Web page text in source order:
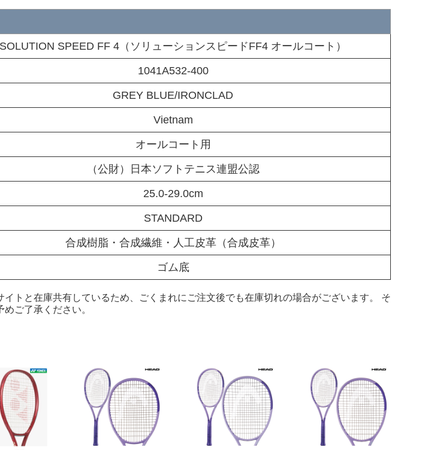
SOLUTION SPEED FF 4（ソリューションスピードFF4 オールコート）
1041A532-400
GREY BLUE/IRONCLAD
Vietnam
オールコート用
（公財）日本ソフトテニス連盟公認
25.0-29.0cm
STANDARD
合成樹脂・合成繊維・人工皮革（合成皮革）
ゴム底
イトと在庫共有しているため、ごくまれにご注文後でも在庫切れの場合がございます。 そ
ご了承ください。